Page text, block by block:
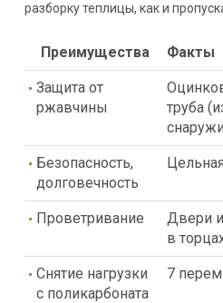
разборку теплицы, как и
Преимущества Факты
Защита от
ржавчины
труба
Безопасность,
долговечность
Проветривание
Двери
в
Снятие нагрузки
с поликарбоната
7